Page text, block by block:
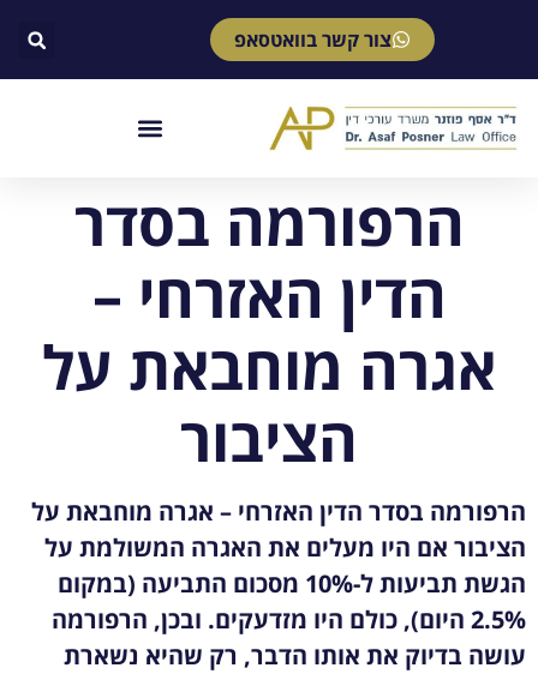
צור קשר בוואטסאפ
הרפורמה בסדר
הדין האזרחי –
אגרה מוחבאת על
הציבור
הרפורמה בסדר הדין האזרחי – אגרה מוחבאת על
הציבור אם היו מעלים את האגרה המשולמת על
הגשת תביעות ל-10% מסכום התביעה (במקום
2.5% היום), כולם היו מזדעקים. ובכן, הרפורמה
עושה בדיוק את אותו הדבר, רק שהיא נשארת